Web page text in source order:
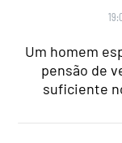
Um homem
pensão de
suficiente